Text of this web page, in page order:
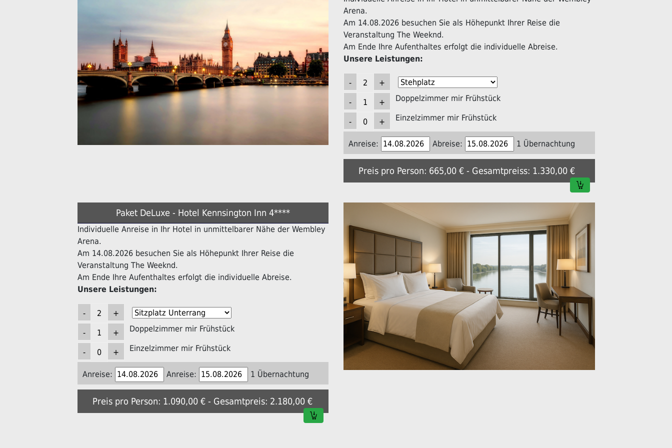
Arena.
Am 14.08.2026 besuchen Sie als Höhepunkt Ihrer Reise die
Veranstaltung The Weeknd.
Am Ende Ihre Aufenthaltes erfolgt die individuelle Abreise.
Unsere Leistungen:
Doppelzimmer mir Frühstück
Einzelzimmer mir Frühstück
Anreise: Abreise: 1 Übernachtung
Preis pro Person: 665,00 € - Gesamtpreiss: 1.330,00 €
Paket DeLuxe - Hotel Kennsington Inn 4****
Individuelle Anreise in Ihr Hotel in unmittelbarer Nähe der Wembley
Arena.
Am 14.08.2026 besuchen Sie als Höhepunkt Ihrer Reise die
Veranstaltung The Weeknd.
Am Ende Ihre Aufenthaltes erfolgt die individuelle Abreise.
Unsere Leistungen:
Doppelzimmer mir Frühstück
Einzelzimmer mir Frühstück
Anreise: Anreise: 1 Übernachtung
Preis pro Person: 1.090,00 € - Gesamtpreis: 2.180,00 €